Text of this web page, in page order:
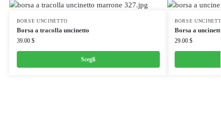
BORSE UNCINETTO
Borsa a tracolla uncinetto
39.00 $
Scegli
BORSE
Borsa a
29.00 $